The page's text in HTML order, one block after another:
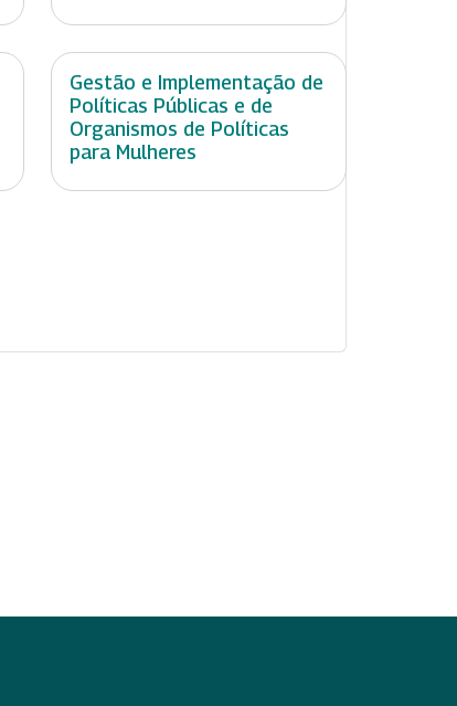
Gestão e Implementação de
Políticas Públicas e de
Organismos de Políticas
para Mulheres